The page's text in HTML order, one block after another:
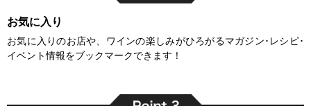
お気に入り
お気に入りのお店や、ワインの楽しみがひろがるマガジン･レシピ･
イベント情報をブックマークできます！